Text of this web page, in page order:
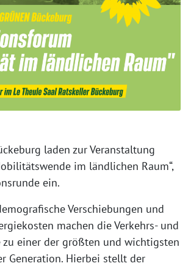
laden zur Veranstaltung
im ländlichen Raum“,
ein.
Verschiebungen und
machen die Verkehrs- und
einer der größten und wichtigsten
Generation. Hierbei stellt der